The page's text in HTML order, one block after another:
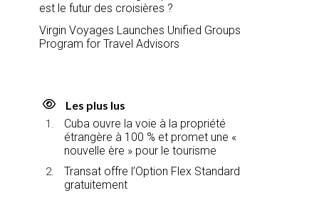
est le futur des croisières ?
Virgin Voyages Launches Unified Groups
Program for Travel Advisors
Les plus lus
Cuba ouvre la voie à la propriété
étrangère à 100 % et promet une «
nouvelle ère » pour le tourisme
Transat offre l’Option Flex Standard
gratuitement